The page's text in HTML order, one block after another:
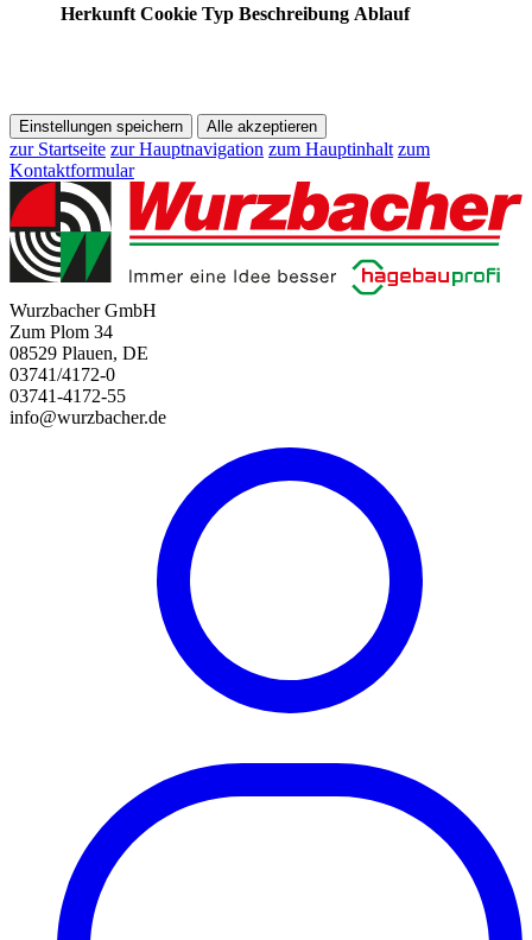
Herkunft Cookie Typ Beschreibung Ablauf
Einstellungen speichern Alle akzeptieren
zur Startseite zur Hauptnavigation zum Hauptinhalt zum
Kontaktformular
Wurzbacher GmbH
Zum Plom 34
08529 Plauen, DE
03741/4172-0
03741-4172-55
info@wurzbacher.de